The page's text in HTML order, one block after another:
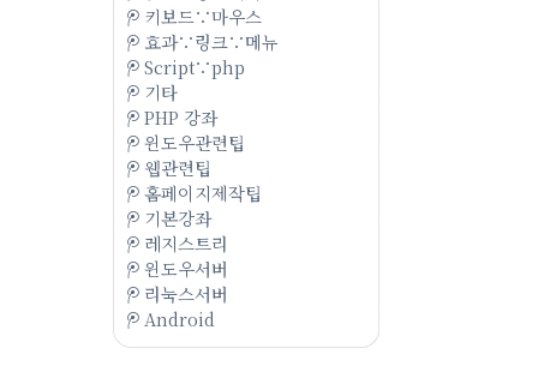
키보드∵마우스
효과∵링크∵메뉴
Script∵php
기타
PHP 강좌
윈도우관련팁
웹관련팁
홈페이지제작팁
기본강좌
레지스트리
윈도우서버
리눅스서버
Android